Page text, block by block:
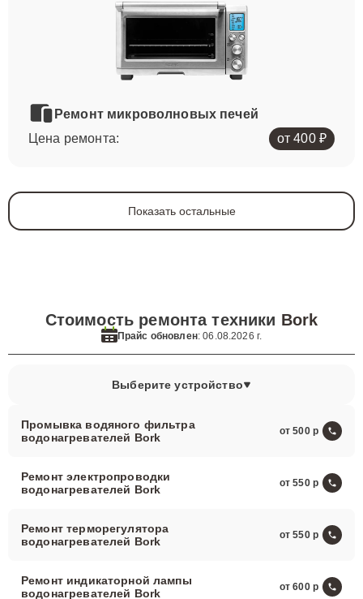
Ремонт микроволновых печей
Цена ремонта:
от 400 ₽
Показать остальные
Стоимость ремонта техники Bork
Прайс обновлен: 06.08.2026 г.
Выберите устройство
Промывка водяного фильтра
водонагревателей Bork
от 500
Ремонт электропроводки
водонагревателей Bork
от 550
Ремонт терморегулятора
водонагревателей Bork
от 550
Ремонт индикаторной лампы
водонагревателей Bork
от 600